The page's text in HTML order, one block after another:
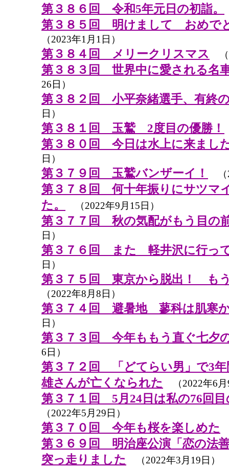
第３８６回 令和5年元日の初詣。
第３８５回 明けまして おめで
（2023年1月1日）
第３８４回 メリークリスマス （
第３８３回 世界中に愛される名
26日）
第３８２回 小平奈緒選手、有終
日）
第３８１回 玉鷲 2度目の優勝！
第３８０回 今日は水上に来まし
日）
第３７９回 玉鷲バンザーイ！ （
第３７８回 何十年振りにサツマ
た。
（2022年9月15日）
第３７７回 秋の気配がもう目の
日）
第３７６回 また 軽井沢に行っ
日）
第３７５回 東京から脱出！ も
（2022年8月8日）
第３７４回 避暑地 蓼科は肌寒
日）
第３７３回 今年ももう直ぐ七夕
6日）
第３７２回 「どてらい男」で3年
雄さんが亡くなられた
（2022年6月
第３７１回 5月24日は私の76回
（2022年5月29日）
第３７０回 今年も桜を楽しめた
第３６９回 明治座公演「恋の法
突っ走りました
（2022年3月19日）